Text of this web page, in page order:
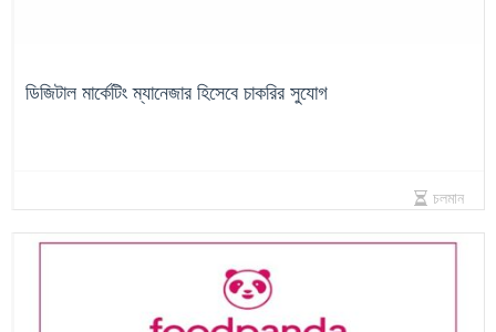
ডিজিটাল মার্কেটিং ম্যানেজার হিসেবে চাকরির সুযোগ
চলমান